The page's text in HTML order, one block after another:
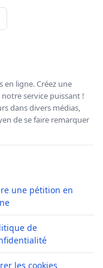
ligne. Créez une
service puissant !
dans divers médias,
de se faire remarquer
une pétition en
de
les cookies